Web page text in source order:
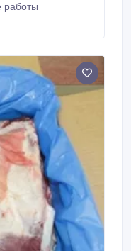
- Монтаж
работы